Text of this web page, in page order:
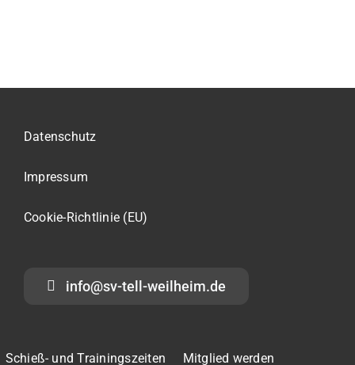
Datenschutz
Impressum
Cookie-Richtlinie (EU)
info@sv-tell-weilheim.de
Schieß- und Trainingszeiten Mitglied werden